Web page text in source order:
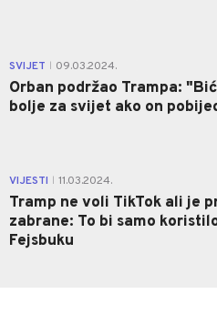
SVIJET 09.03.2024.
Orban podržao Trampa:
bolje za svijet ako on
VIJESTI 11.03.2024.
Tramp ne voli TikTok ali je
zabrane: To bi samo
Fejsbuku